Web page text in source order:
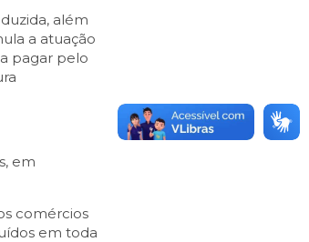
além
a atuação
pagar pelo
em
comércios
em toda